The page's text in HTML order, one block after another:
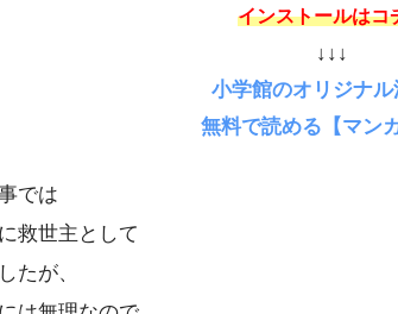
インストールはコ
↓↓↓
小学館のオリジナ
無料で読める【マン
では
救世主として
たが、